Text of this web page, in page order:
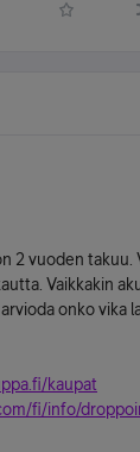
2 vuoden
Vaikkakin
onko vika
kaupat
fi/info/